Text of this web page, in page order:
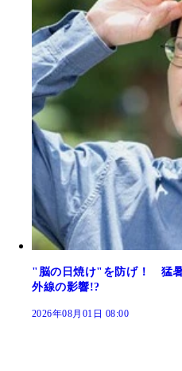
"脳の日焼け"を防げ！ 猛
外線の影響!?
2026年08月01日 08:00